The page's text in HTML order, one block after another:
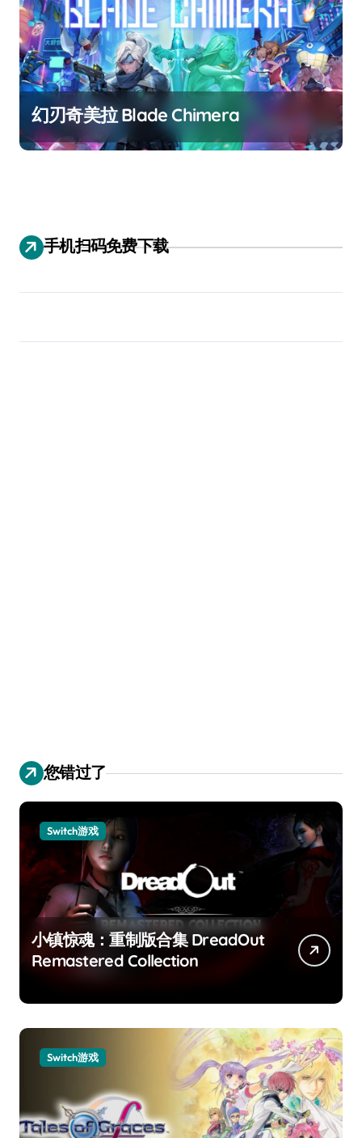
幻刃奇美拉 Blade Chimera
手机扫码免费下载
您错过了
Switch游戏
小镇惊魂：重制版合集 DreadOut
Remastered Collection
Switch游戏